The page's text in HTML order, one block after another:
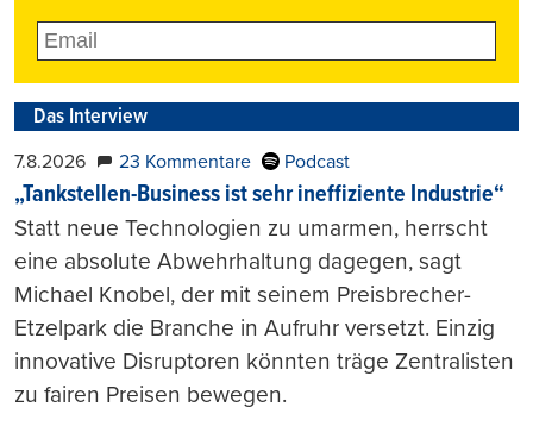
Das Interview
7.8.2026 23 Kommentare Podcast
„Tankstellen-Business ist sehr ineffiziente Industrie“
Statt neue Technologien zu umarmen, herrscht
eine absolute Abwehrhaltung dagegen, sagt
Michael Knobel, der mit seinem Preisbrecher-
Etzelpark die Branche in Aufruhr versetzt. Einzig
innovative Disruptoren könnten träge Zentralisten
zu fairen Preisen bewegen.